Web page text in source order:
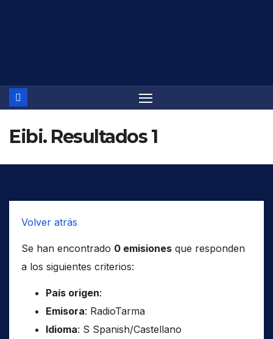
Eibi. Resultados 1
Volver atrás
Se han encontrado 0 emisiones que responden
a los siguientes criterios:
País origen:
Emisora: RadioTarma
Idioma: S Spanish/Castellano